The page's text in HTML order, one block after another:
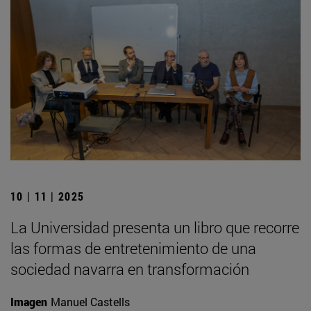
10 | 11 | 2025
La Universidad presenta un libro que recorre
las formas de entretenimiento de una
sociedad navarra en transformación
Imagen Manuel Castells